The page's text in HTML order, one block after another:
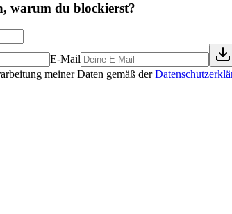
warum du blockierst?
E-Mail
meiner Daten gemäß der